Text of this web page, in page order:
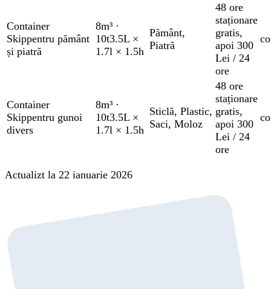
Container
Skippentru pământ
și piatră
8m³ ·
10t3.5L ×
1.7l × 1.5h
Pământ,
Piatră
48 ore
staționare
gratis,
apoi 300
Lei / 24
ore
Container
Skippentru gunoi
divers
8m³ ·
10t3.5L ×
1.7l × 1.5h
Sticlă, Plastic,
Saci, Moloz
48 ore
staționare
gratis,
apoi 300
Lei / 24
ore
Actualizt la 22 ianuarie 2026